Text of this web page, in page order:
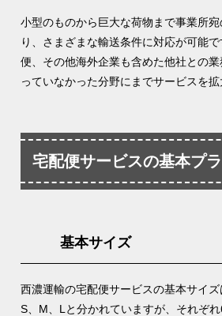
小型のものから巨大な荷物まで事業所
り、さまざまな輸送条件に対応が可能
便、その他海外企業も含めた他社との
っていなかった分野にまでサービスを拡
宅配便サービスの基本プ
基本サイズ
西濃運輸の宅配便サービスの基本サイズ
S、M、Lと分かれていますが、それぞ